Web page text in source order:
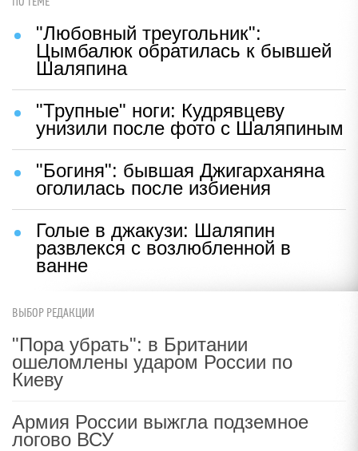
"Любовный треугольник":
Цымбалюк обратилась к бывшей
Шаляпина
"Трупные" ноги: Кудрявцеву
унизили после фото с Шаляпиным
"Богиня": бывшая Джигарханяна
оголилась после избиения
Голые в джакузи: Шаляпин
развлекся с возлюбленной в
ванне
ВЫБОР РЕДАКЦИИ
"Пора убрать": в Британии
ошеломлены ударом России по
Киеву
Армия России выжгла подземное
логово ВСУ